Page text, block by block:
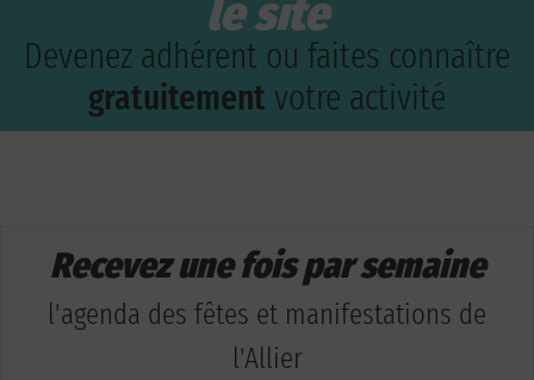
le site
Devenez adhérent ou faites connaître
gratuitement votre activité
Recevez une fois par semaine
l'agenda des fêtes et manifestations de
l'Allier